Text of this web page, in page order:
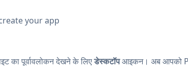
your app
का पूर्वावलोकन देखने के लिएडेस्कटॉपआइकन। अब आपको